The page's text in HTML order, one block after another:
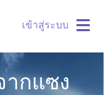
เข้าสู่ระบบ
กแซง